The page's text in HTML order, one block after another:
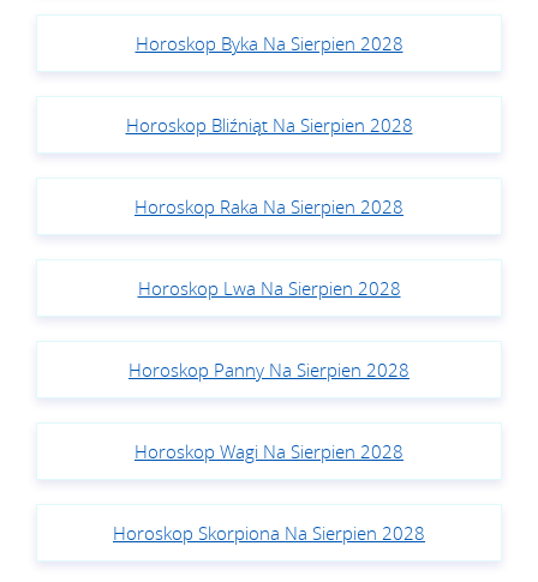
Horoskop Byka Na Sierpien 2028
Horoskop Bliźniąt Na Sierpien 2028
Horoskop Raka Na Sierpien 2028
Horoskop Lwa Na Sierpien 2028
Horoskop Panny Na Sierpien 2028
Horoskop Wagi Na Sierpien 2028
Horoskop Skorpiona Na Sierpien 2028